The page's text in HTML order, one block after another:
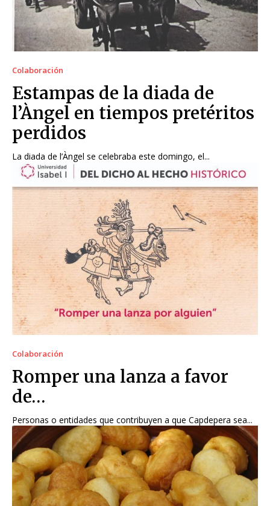
Colaboración
Estampas de la diada de
l’Àngel en tiempos pretéritos
perdidos
La diada de l’Àngel se celebraba este domingo, el...
Colaboración
Romper una lanza a favor
de…
Personas o entidades que contribuyen a que Capdepera sea...